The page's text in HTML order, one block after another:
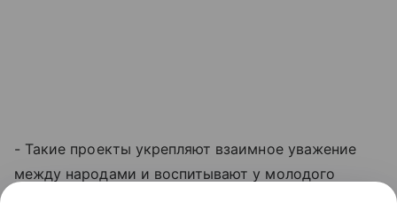
- Такие проекты укрепляют взаимное уважение
между народами и воспитывают у молодого